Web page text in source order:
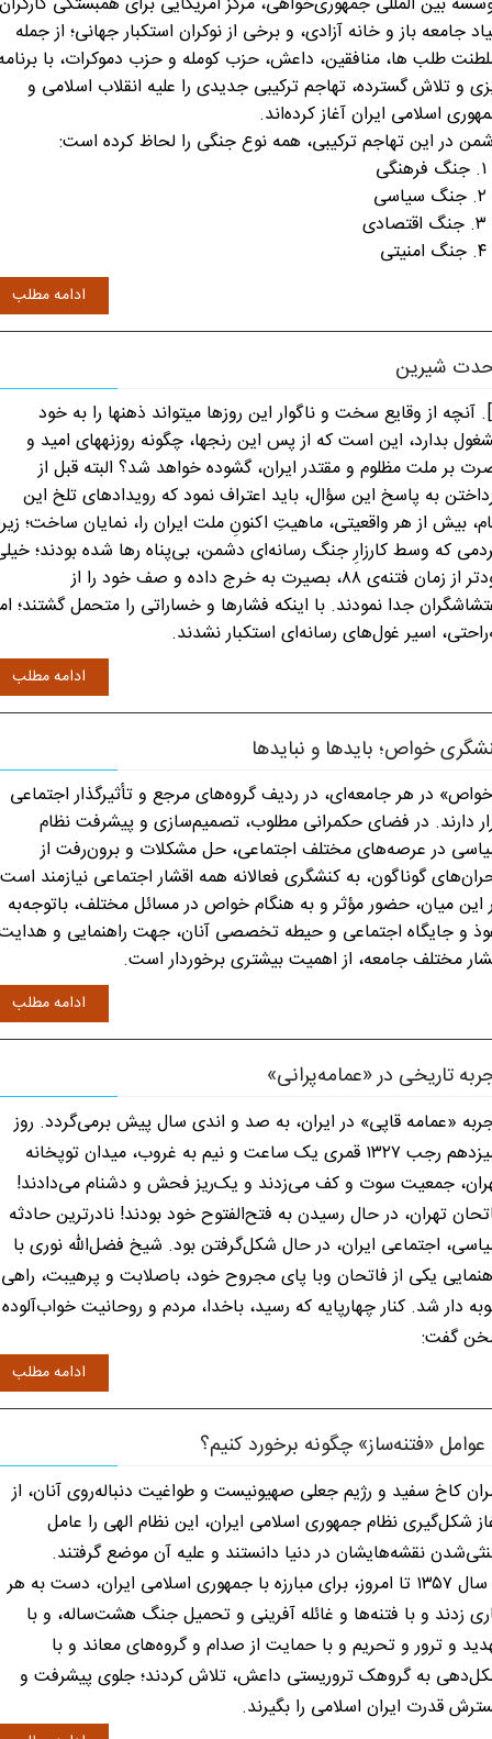
جامعه باز و خانه آزادی، و برخی از نوکران استکبار جهانی؛ از جمله
طلب ها، منافقین، داعش، حزب کومله و حزب دموکرات، با
و تلاش گسترده، تهاجم ترکیبی جدیدی را علیه انقلاب اسلامی و
اسلامی ایران آغاز کرده‌اند.
در این تهاجم ترکیبی، همه نوع جنگی را لحاظ کرده است:
ادامه مطلب
شیرین
[1]. آنچه از وقایع سخت و ناگوار این روزها میتواند ذهنها را به خود
بدارد، این است که از پس این رنجها، چگونه روزنههای امید و
بر ملت مظلوم و مقتدر ایران، گشوده خواهد شد؟ البته قبل از
به پاسخ این سؤال، باید اعتراف نمود که رویدادهای تلخ این
بیش از هر واقعیتی، ماهیتِ اکنونِ ملت ایران را، نمایان ساخت؛
که وسط کارزارِ جنگ رسانه‌ای دشمن، بی‌پناه رها شده بودند؛
زودتر از زمان فتنه‌ی ۸۸، بصیرت به خرج داده و صف خود را از
جدا نمودند. با اینکه فشارها و خساراتی را متحمل گشتند؛
اسیر غول‌های رسانه‌ای استکبار نشدند.
ادامه مطلب
خواص؛ بایدها و نبایدها
در هر جامعه‌ای، در ردیف گروه‌های مرجع و تأثیرگذار اجتماعی
دارند. در فضای حکمرانی مطلوب، تصمیم‌سازی و پیشرفت نظام
در عرصه‌های مختلف اجتماعی، حل مشکلات و برون‌رفت از
گوناگون، به کنشگری فعالانه همه اقشار اجتماعی نیازمند
این میان، حضور مؤثر و به هنگام خواص در مسائل مختلف، باتوجه‌به
و جایگاه اجتماعی و حیطه تخصصی آنان، جهت راهنمایی و
مختلف جامعه، از اهمیت بیشتری برخوردار است.
ادامه مطلب
تاریخی در «عمامه‌پرانی»
«عمامه قاپی» در ایران، به صد و اندی سال پیش برمی‌گردد. روز
سیزدهم رجب ۱۳۲۷ قمری یک ساعت و نیم به غروب، میدان توپخانه
جمعیت سوت و کف می‌زدند و یک‌ریز فحش و دشنام می‌دادند!
تهران، در حال رسیدن به فتح‌الفتوح خود بودند! نادرترین حادثه
اجتماعی ایران، در حال شکل‌گرفتن بود. شیخ فضل‌الله نوری با
یکی از فاتحان وبا پای مجروح خود، باصلابت و پرهیبت، راهی
دار شد. کنار چهارپایه که رسید، باخدا، مردم و روحانیت خواب‌آلوده
گفت:
ادامه مطلب
عوامل «فتنه‌ساز» چگونه برخورد کنیم؟
کاخ سفید و رژیم جعلی صهیونیست و طواغیت دنباله‌روی آنان، از
شکل‌گیری نظام جمهوری اسلامی ایران، این نظام الهی را عامل
نقشه‌هایشان در دنیا دانستند و علیه آن موضع گرفتند.
از سال ۱۳۵۷ تا امروز، برای مبارزه با جمهوری اسلامی ایران، دست به هر
زدند و با فتنه‌ها و غائله آفرینی و تحمیل جنگ هشت‌ساله، و با
و ترور و تحریم و با حمایت از صدام و گروه‌های معاند و با
به گروهک تروریستی داعش، تلاش کردند؛ جلوی پیشرفت و
قدرت ایران اسلامی را بگیرند.